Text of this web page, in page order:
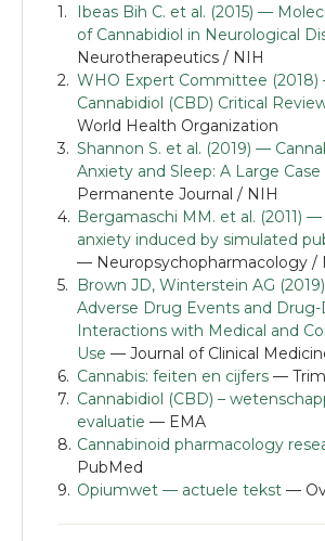
Ibeas Bih C. et al. (2015) —
of Cannabidiol in Neurological
Neurotherapeutics / NIH
WHO Expert Committee
Cannabidiol (CBD) Critical
World Health Organization
Shannon S. et al. (2019) —
Anxiety and Sleep: A Large Case
Permanente Journal / NIH
Bergamaschi MM. et al. (2011)
anxiety induced by simulated
— Neuropsychopharmacology /
Brown JD, Winterstein AG
Adverse Drug Events and Drug-
Interactions with Medical and
Use — Journal of Clinical
Cannabis: feiten en cijfers —
Cannabidiol (CBD) –
evaluatie — EMA
Cannabinoid pharmacology
PubMed
Opiumwet — actuele tekst —